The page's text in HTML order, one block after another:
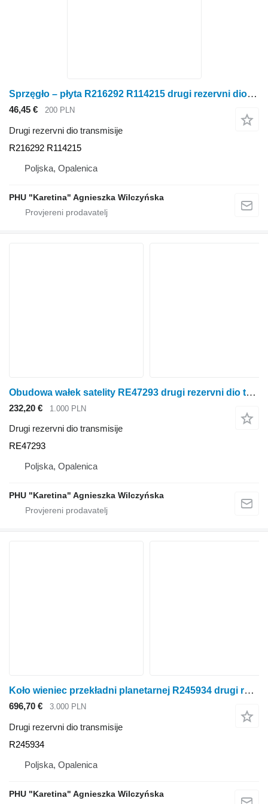
Sprzęgło – płyta R216292 R114215 drugi rezervni dio transmisije za John Deere 6300 6100 6200 6400 traktora na kotačima
46,45 € 200 PLN
Drugi rezervni dio transmisije
R216292 R114215
Poljska, Opalenica
PHU "Karetina" Agnieszka Wilczyńska
Obudowa wałek satelity RE47293 drugi rezervni dio transmisije za John Deere 6300 6100 6200 6400 traktora na kotačima
232,20 € 1.000 PLN
Drugi rezervni dio transmisije
RE47293
Poljska, Opalenica
PHU "Karetina" Agnieszka Wilczyńska
Koło wieniec przekładni planetarnej R245934 drugi rezervni dio transmisije za John Deere 6300 6100 6200 6400 traktora na kotačima
696,70 € 3.000 PLN
Drugi rezervni dio transmisije
R245934
Poljska, Opalenica
PHU "Karetina" Agnieszka Wilczyńska